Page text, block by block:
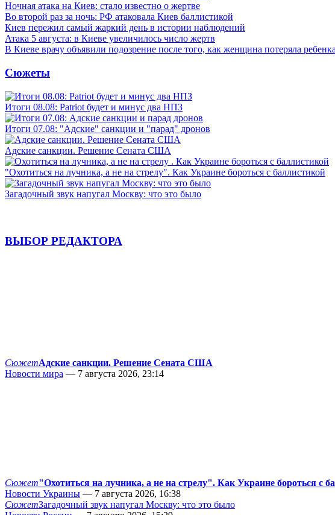
Ночная атака на Киев: стало известно о жертве
Во второй раз за ночь: РФ атаковала Киев баллистикой
Киев пережил самый жаркий день в истории наблюдений
Атака 5 августа: в Киеве увеличилось число жертв
В Киеве врачу объявили подозрение после того, как женщина потеряла ребенка
Сюжеты
Итоги 08.08: Patriot будет и минус два НПЗ
Итоги 07.08: "Адские" санкции и "парад" дронов
Адские санкции. Решение Сената США
"Охотиться на лучника, а не на стрелу". Как Украине бороться с баллистикой
Загадочный звук напугал Москву: что это было
ВЫБОР РЕДАКТОРА
СюжетАдские санкции. Решение Сената США
Новости мира — 7 августа 2026, 23:14
Сюжет"Охотиться на лучника, а не на стрелу". Как Украине бороться с
Новости Украины — 7 августа 2026, 16:38
СюжетЗагадочный звук напугал Москву: что это было